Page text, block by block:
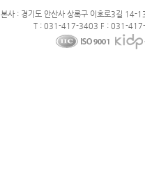
본사 : 경기도 안산사 상록구 이호로3길 14-
T : 031-417-3403 F : 031-